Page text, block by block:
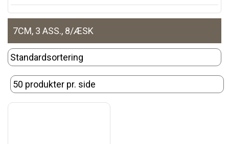
7CM, 3 ASS., 8/ÆSK